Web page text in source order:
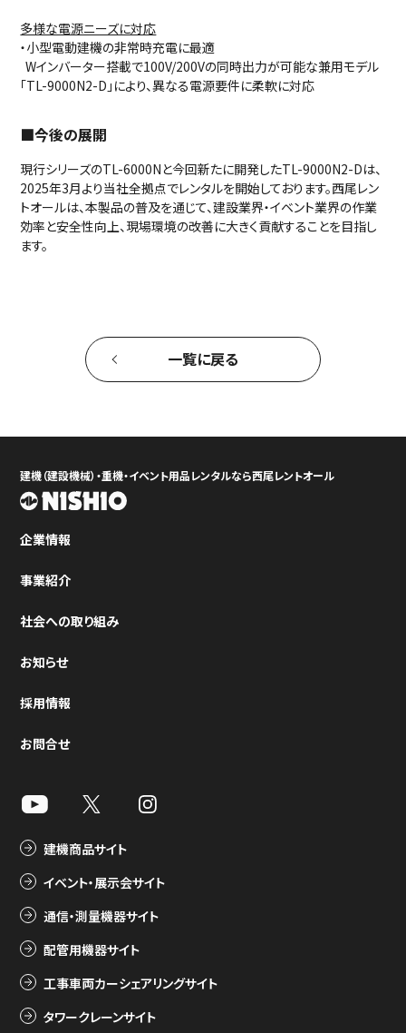
多様な電源ニーズに対応
・小型電動建機の非常時充電に最適
Wインバーター搭載で100V/200Vの同時出力が可能な兼用モデル
「TL-9000N2-D」により、異なる電源要件に柔軟に対応
■今後の展開
現行シリーズのTL-6000Nと今回新たに開発したTL-9000N2-Dは、
2025年3月より当社全拠点でレンタルを開始しております。西尾レン
トオールは、本製品の普及を通じて、建設業界・イベント業界の作業
効率と安全性向上、現場環境の改善に大きく貢献することを目指し
ます。
一覧に戻る
建機（建設機械）・重機・イベント用品レンタルなら西尾レントオール
企業情報
事業紹介
社会への取り組み
お知らせ
採用情報
お問合せ
建機商品サイト
イベント・展示会サイト
通信・測量機器サイト
配管用機器サイト
工事車両カーシェアリングサイト
タワークレーンサイト